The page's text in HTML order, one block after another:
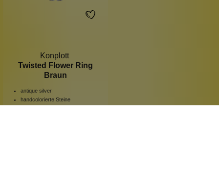
Konplott
Twisted Flower Ring
Braun
antique silver
handcolorierte Steine